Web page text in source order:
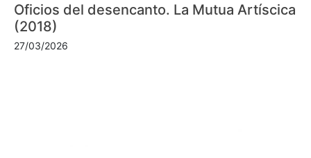
Oficios del desencanto. La Mutua Artíscica
(2018)
27/03/2026